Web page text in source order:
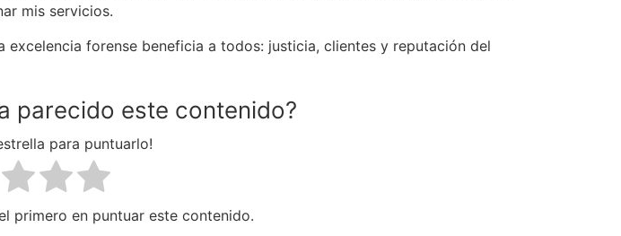
mis servicios.
forense beneficia a todos: justicia, clientes y reputación del
parecido este contenido?
para puntuarlo!
primero en puntuar este contenido.